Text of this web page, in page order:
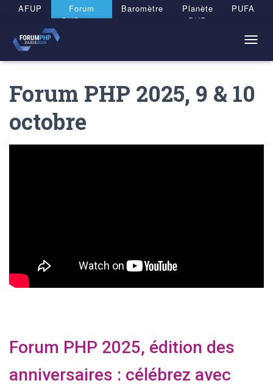
AFUP
Forum
PHP 2026
Baromètre
Planète
PHP
PUFA
O
L
Forum PHP 2025, 9 & 10
octobre
Forum PHP 2025, édition des
anniversaires : célébrez avec
Panneau de gestion des cookies